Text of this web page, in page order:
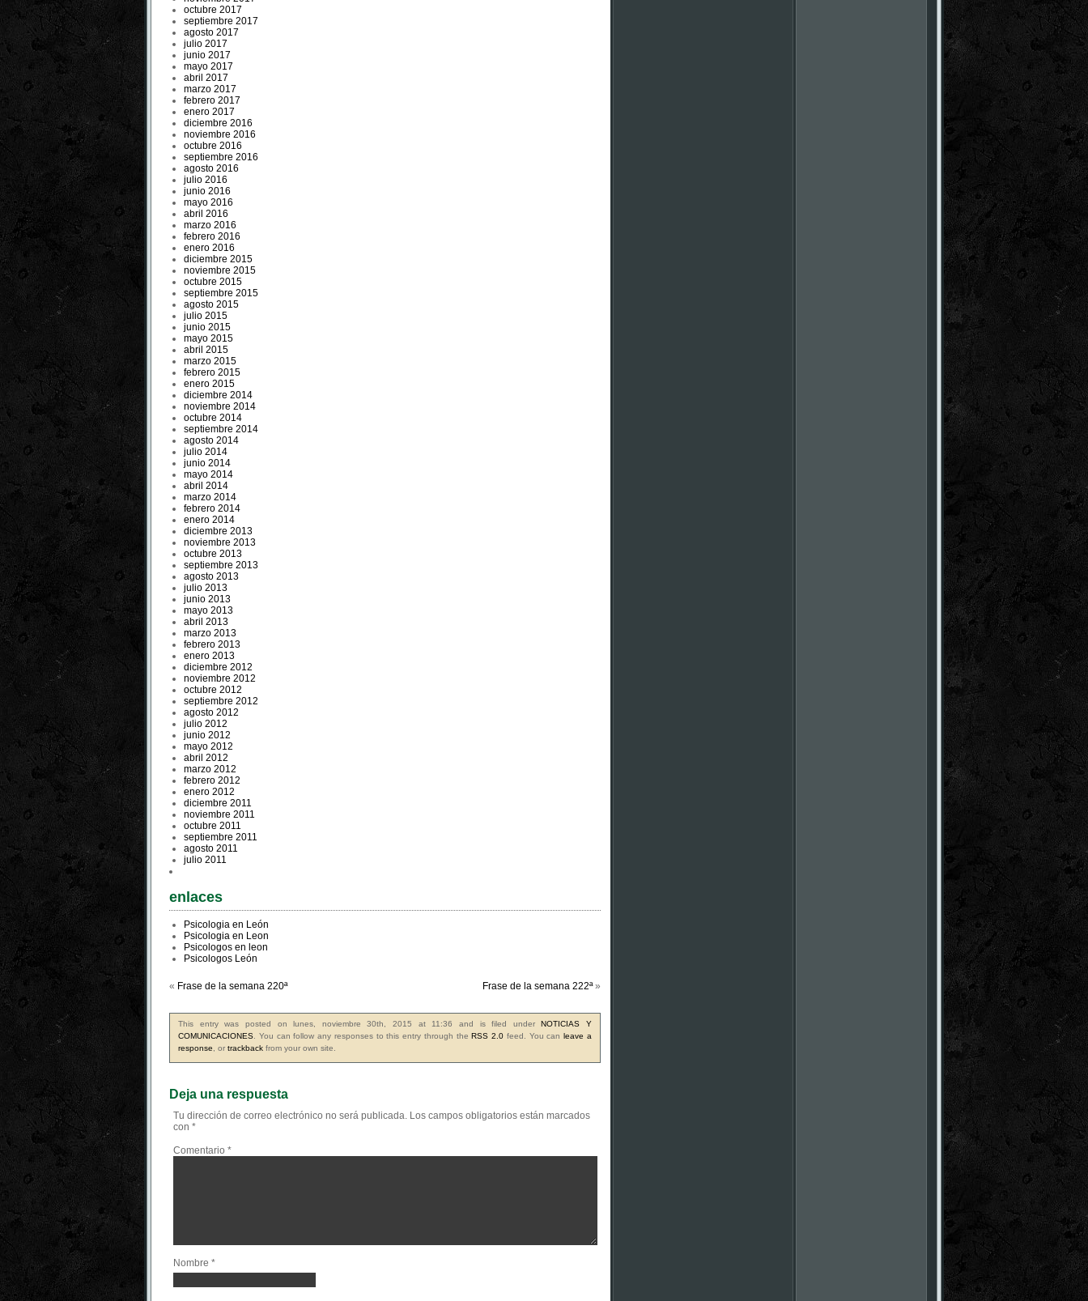
octubre 2017
septiembre 2017
agosto 2017
julio 2017
junio 2017
mayo 2017
abril 2017
marzo 2017
febrero 2017
enero 2017
diciembre 2016
noviembre 2016
octubre 2016
septiembre 2016
agosto 2016
julio 2016
junio 2016
mayo 2016
abril 2016
marzo 2016
febrero 2016
enero 2016
diciembre 2015
noviembre 2015
octubre 2015
septiembre 2015
agosto 2015
julio 2015
junio 2015
mayo 2015
abril 2015
marzo 2015
febrero 2015
enero 2015
diciembre 2014
noviembre 2014
octubre 2014
septiembre 2014
agosto 2014
julio 2014
junio 2014
mayo 2014
abril 2014
marzo 2014
febrero 2014
enero 2014
diciembre 2013
noviembre 2013
octubre 2013
septiembre 2013
agosto 2013
julio 2013
junio 2013
mayo 2013
abril 2013
marzo 2013
febrero 2013
enero 2013
diciembre 2012
noviembre 2012
octubre 2012
septiembre 2012
agosto 2012
julio 2012
junio 2012
mayo 2012
abril 2012
marzo 2012
febrero 2012
enero 2012
diciembre 2011
noviembre 2011
octubre 2011
septiembre 2011
agosto 2011
julio 2011
enlaces
Psicologia en León
Psicologia en Leon
Psicologos en leon
Psicologos León
« Frase de la semana 220ª Frase de la semana 222ª»
This entry was posted on lunes, noviembre 30th, 2015 at 11:36 and is filed underNOTICIAS Y
COMUNICACIONES . You can follow any responses to this entry through theRSS 2.0 feed. You canleave a
response , or trackback from your own site.
Deja una respuesta
Tu dirección de correo electrónico no será publicada. Los campos obligatorios están marcados
con *
Comentario *
Nombre *